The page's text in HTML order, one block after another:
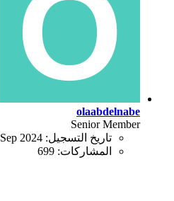
olaabdelnabe
Senior Member
تاريخ التسجيل: Sep 2024
المشاركات: 699